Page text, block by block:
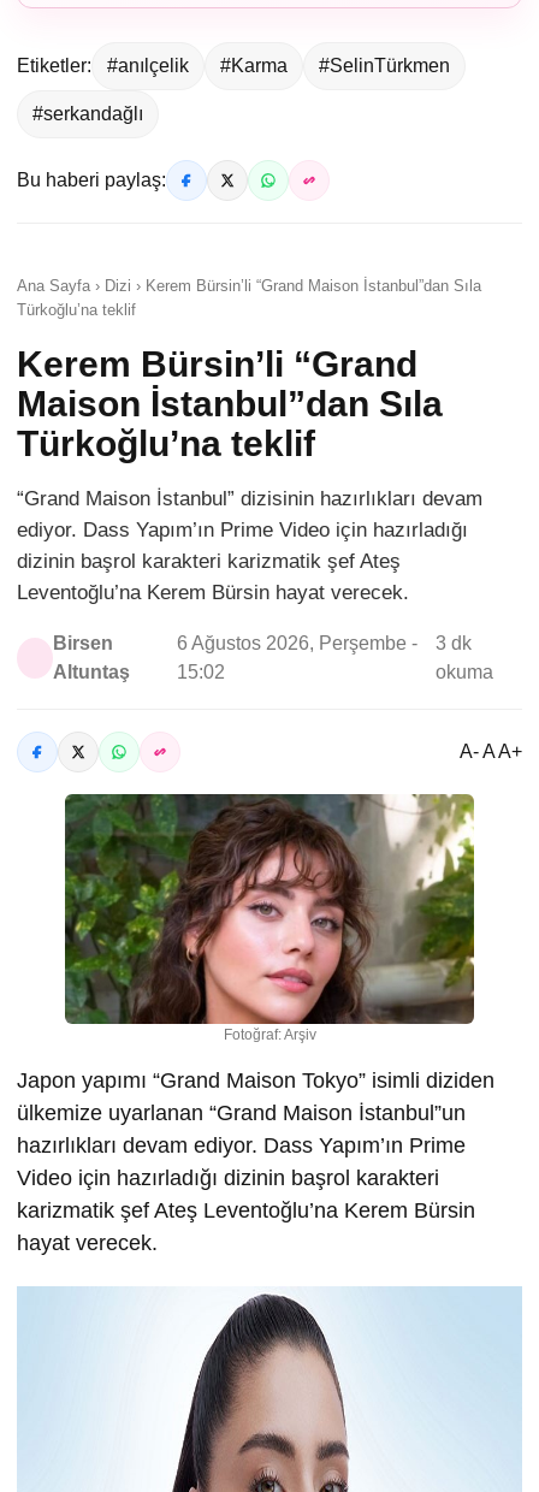
Etiketler: #anılçelik #Karma #SelinTürkmen
#serkandağlı
Bu haberi paylaş:
Ana Sayfa › Dizi › Kerem Bürsin’li “Grand Maison İstanbul”dan Sıla
Türkoğlu’na teklif
Kerem Bürsin’li “Grand
Maison İstanbul”dan Sıla
Türkoğlu’na teklif
“Grand Maison İstanbul” dizisinin hazırlıkları devam
ediyor. Dass Yapım’ın Prime Video için hazırladığı
dizinin başrol karakteri karizmatik şef Ateş
Leventoğlu’na Kerem Bürsin hayat verecek.
Birsen
Altuntaş
6 Ağustos 2026, Perşembe -
15:02
3 dk
okuma
A- A A+
Fotoğraf: Arşiv
Japon yapımı “Grand Maison Tokyo” isimli diziden
ülkemize uyarlanan “Grand Maison İstanbul”un
hazırlıkları devam ediyor. Dass Yapım’ın Prime
Video için hazırladığı dizinin başrol karakteri
karizmatik şef Ateş Leventoğlu’na Kerem Bürsin
hayat verecek.